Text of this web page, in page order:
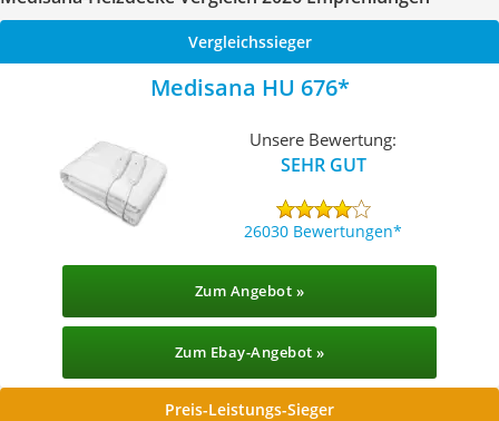
Vergleichssieger
Medisana HU 676
Unsere Bewertung:
SEHR GUT
26030 Bewertungen
Zum Angebot »
Zum Ebay-Angebot »
Preis-Leistungs-Sieger